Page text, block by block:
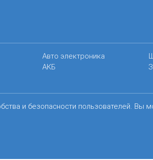
Авто электроника
АКБ
и безопасности пользователей. Вы